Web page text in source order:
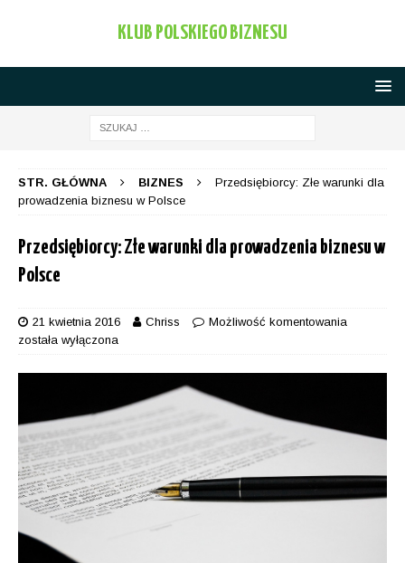
KLUB POLSKIEGO BIZNESU
STR. GŁÓWNA BIZNES
Przedsiębiorcy: Złe warunki dla
prowadzenia biznesu w Polsce
Przedsiębiorcy: Złe warunki dla prowadzenia biznesu w
Polsce
21 kwietnia 2016 Chriss
Możliwość komentowania
została wyłączona